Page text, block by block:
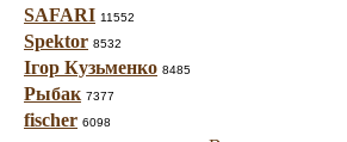
SAFARI 11552
Spektor 8532
Ігор Кузьменко 8485
Рыбак 7377
fischer 6098